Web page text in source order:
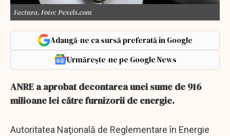
Factura. Foto: Pexels.com
Adaugă-ne ca sursă preferată în Google
Urmărește-ne pe Google News
ANRE a aprobat decontarea unei sume de 916
milioane lei către furnizorii de energie.
Autoritatea Naţională de Reglementare în Energie